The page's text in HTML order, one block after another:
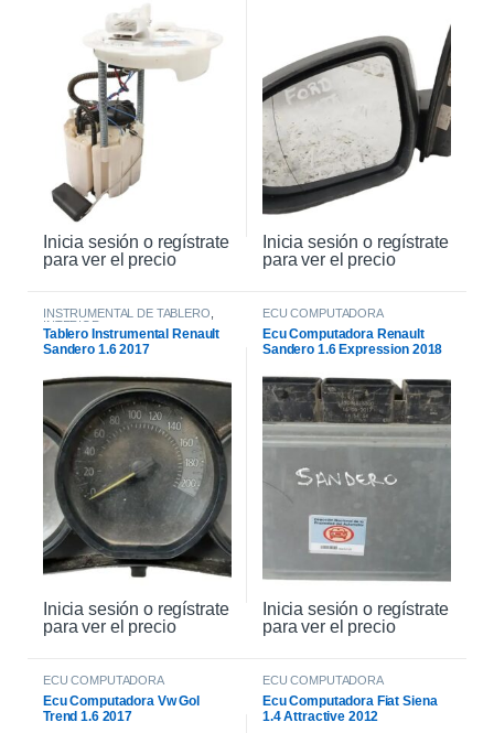
Inicia sesión o regístrate
para ver el precio
Inicia sesión o regístrate
para ver el precio
INSTRUMENTAL DE TABLERO,
INTERIOR
Tablero Instrumental Renault
Sandero 1.6 2017
Inicia sesión o regístrate
para ver el precio
ECU COMPUTADORA
Ecu Computadora Renault
Sandero 1.6 Expression 2018
Inicia sesión o regístrate
para ver el precio
ECU COMPUTADORA
Ecu Computadora Vw Gol
Trend 1.6 2017
ECU COMPUTADORA
Ecu Computadora Fiat Siena
1.4 Attractive 2012